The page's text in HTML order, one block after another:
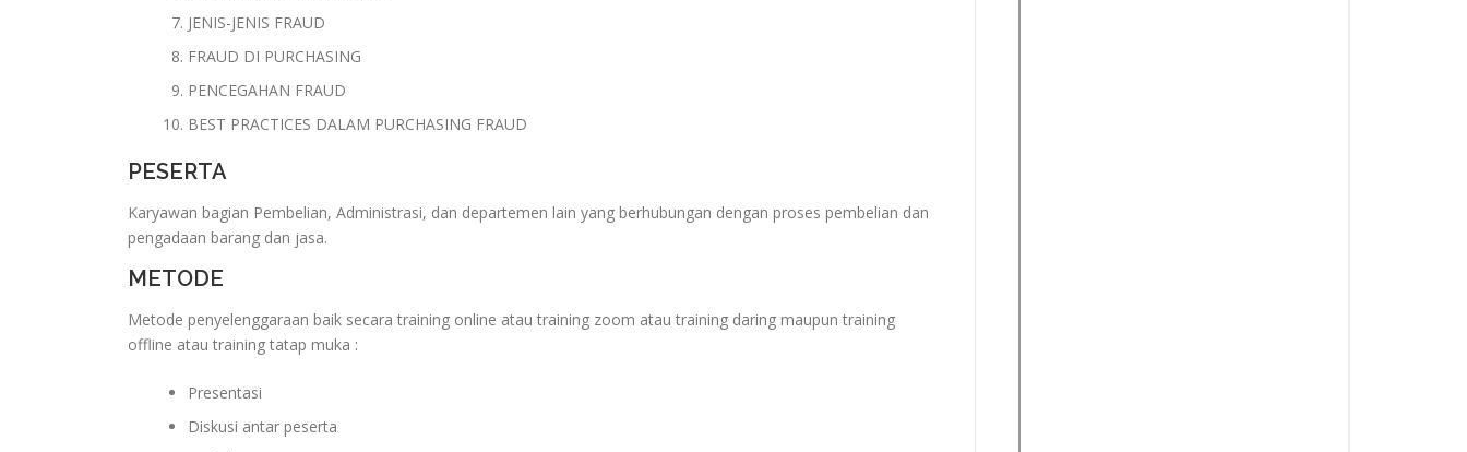
JENIS-JENIS FRAUD
FRAUD DI PURCHASING
PENCEGAHAN FRAUD
BEST PRACTICES DALAM PURCHASING FRAUD
PESERTA
Karyawan bagian Pembelian, Administrasi, dan departemen lain yang berhubungan dengan proses pembelian dan
pengadaan barang dan jasa.
METODE
Metode penyelenggaraan baik secara training online atau training zoom atau training daring maupun training
offline atau training tatap muka :
Presentasi
Diskusi antar peserta